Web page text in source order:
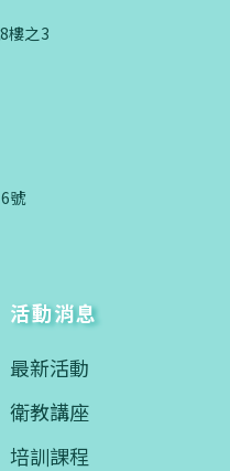
樓之3
號
活動消息
最新活動
衛教講座
培訓課程